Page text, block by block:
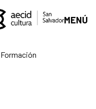
MENÚ
Formación
de